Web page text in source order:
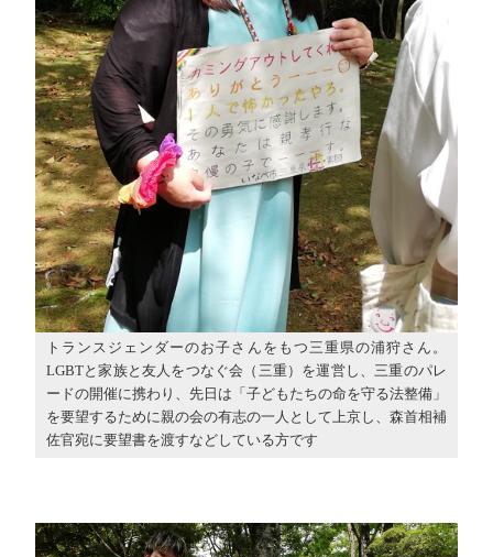
トランスジェンダーのお子さんをもつ三重県の浦狩さん。
LGBTと家族と友人をつなぐ会（三重）を運営し、三重のパレ
ードの開催に携わり、先日は「子どもたちの命を守る法整備」
を要望するために親の会の有志の一人として上京し、森首相補
佐官宛に要望書を渡すなどしている方です